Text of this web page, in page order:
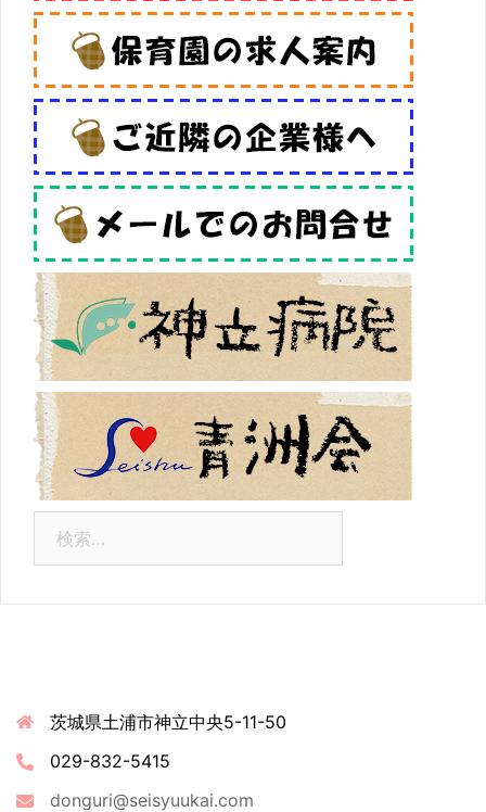
茨城県土浦市神立中央5-11-50
029-832-5415
donguri@seisyuukai.com